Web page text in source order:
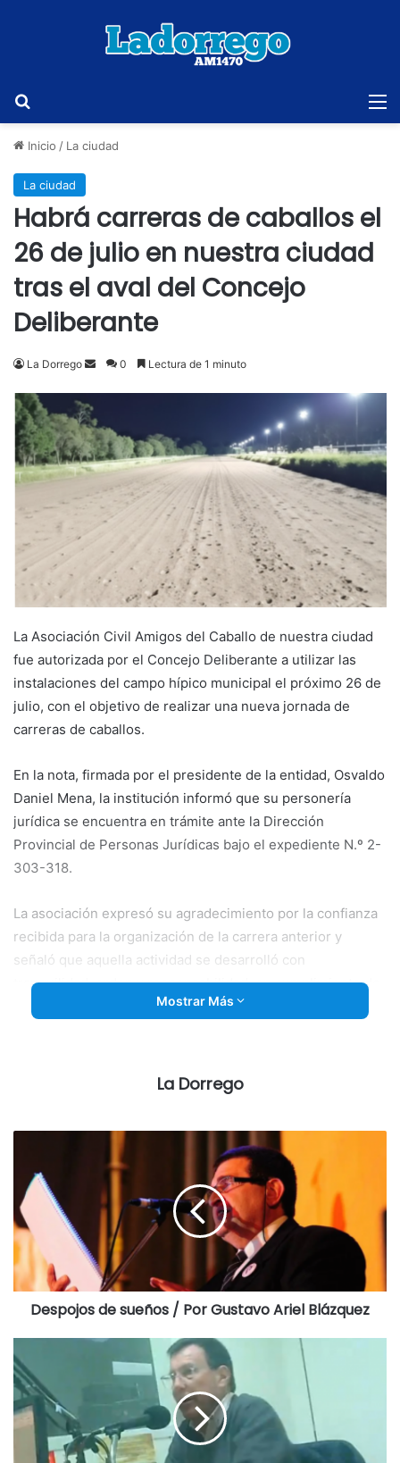
Inicio / La ciudad
La ciudad
Habrá carreras de caballos el
26 de julio en nuestra ciudad
tras el aval del Concejo
Deliberante
La Dorrego
Send0 Lectura de 1 minuto
La Asociación Civil Amigos del Caballo de nuestra ciudad
fue autorizada por el Concejo Deliberante a utilizar las
instalaciones del campo hípico municipal el próximo 26 de
julio, con el objetivo de realizar una nueva jornada de
carreras de caballos.
En la nota, firmada por el presidente de la entidad, Osvaldo
Daniel Mena, la institución informó que su personería
jurídica se encuentra en trámite ante la Dirección
Provincial de Personas Jurídicas bajo el expediente N.º 2-
303-318.
La asociación expresó su agradecimiento por la confianza
recibida para la organización de la carrera anterior y
señaló que aquella actividad se desarrolló con
tranquilidad, orden y responsabilidad, en cumplimiento de
las pautas establecidas.
consolidarse como una fecha de interés dentro del
calendario de carreras de caballos, con participación de
La entidad también manifestó su disposición a abonar los
cánones por carrera establecidos en la ordenanza
impositiva vigente y a cumplir con todas las exigencias
administrativas, organizativas y reglamentarias
correspondientes. (17-06-26).
Destacadas
Mostrar Más
La Dorrego
Despojos de sueños / Por Gustavo Ariel Blázquez